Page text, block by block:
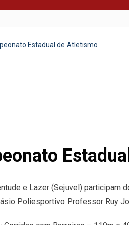
Estadual de Atletismo
e Lazer (Sejuvel) participam
Poliesportivo Professor Ruy